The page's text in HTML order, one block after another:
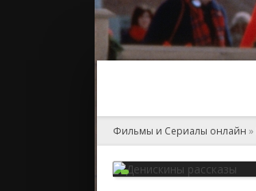
Фильмы и Сериалы онлайн »